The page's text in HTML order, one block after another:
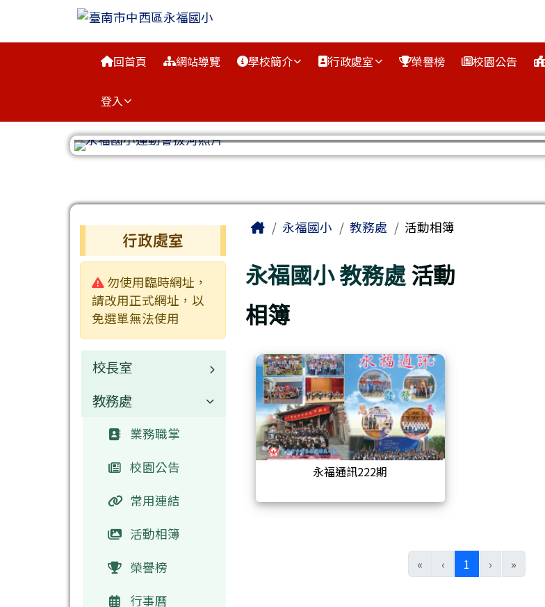
臺南市中西區永福國小
回首頁 網站導覽 學校簡介 行政處室 榮譽榜 校園公告
登入
左邊區域內容
行政處室
警告:
勿使用臨時網址，
請改用正式網址，以
免選單無法使用
校長室
校長介紹
教務處
業務職掌
校園公告
常用連結
活動相簿
榮譽榜
行事曆
主內容區域
Home永福國小 教務處 活動相簿
永福國小教務處活動
相簿
永福通訊222期
« ‹ 1 (目前頁次)
› »
頁尾區域